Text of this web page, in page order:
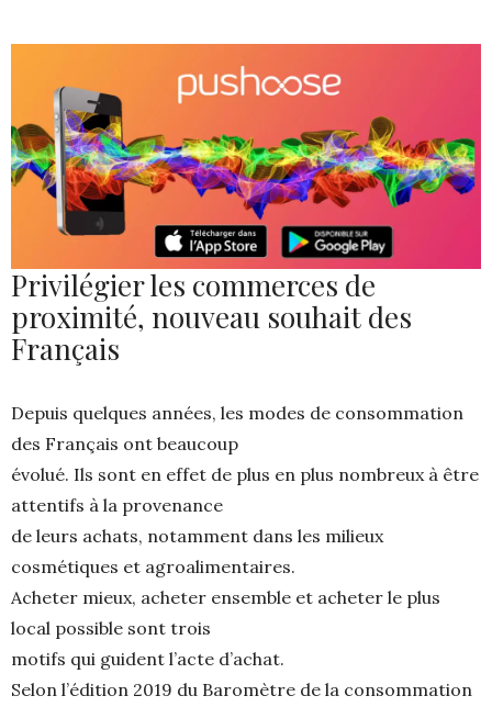
Privilégier les commerces de
proximité, nouveau souhait des
Français
Depuis quelques années, les modes de consommation
des Français ont beaucoup
évolué. Ils sont en effet de plus en plus nombreux à être
attentifs à la provenance
de leurs achats, notamment dans les milieux
cosmétiques et agroalimentaires.
Acheter mieux, acheter ensemble et acheter le plus
local possible sont trois
motifs qui guident l’acte d’achat.
Selon l’édition 2019 du Baromètre de la consommation